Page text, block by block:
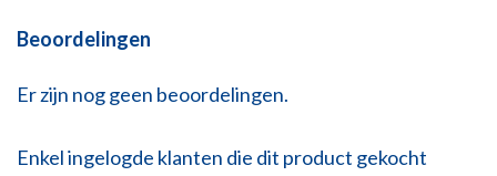
Beoordelingen
Er zijn nog geen beoordelingen.
Enkel ingelogde klanten die dit product gekocht